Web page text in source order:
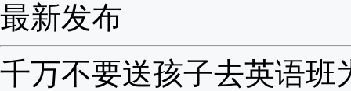
最新发布
千万不要送孩子去英语班